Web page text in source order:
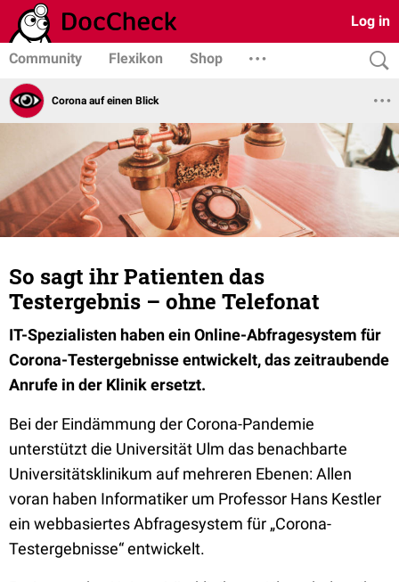
Log in
Community Flexikon Shop
Corona auf einen Blick
So sagt ihr Patienten das
Testergebnis – ohne Telefonat
IT-Spezialisten haben ein Online-Abfragesystem für
Corona-Testergebnisse entwickelt, das zeitraubende
Anrufe in der Klinik ersetzt.
Bei der Eindämmung der Corona-Pandemie
unterstützt die Universität Ulm das benachbarte
Universitätsklinikum auf mehreren Ebenen: Allen
voran haben Informatiker um Professor Hans Kestler
ein webbasiertes Abfragesystem für „Corona-
Testergebnisse“ entwickelt.